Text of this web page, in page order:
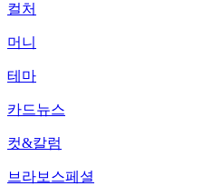
컬처
머니
테마
카드뉴스
컷&칼럼
브라보스페셜